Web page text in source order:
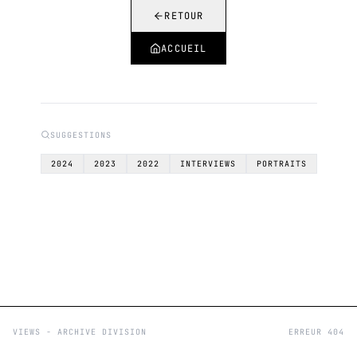
RETOUR
ACCUEIL
SUGGESTIONS
2024 2023 2022 INTERVIEWS PORTRAITS
VIEWS - ARCHIVE DIVISION ERREUR 404